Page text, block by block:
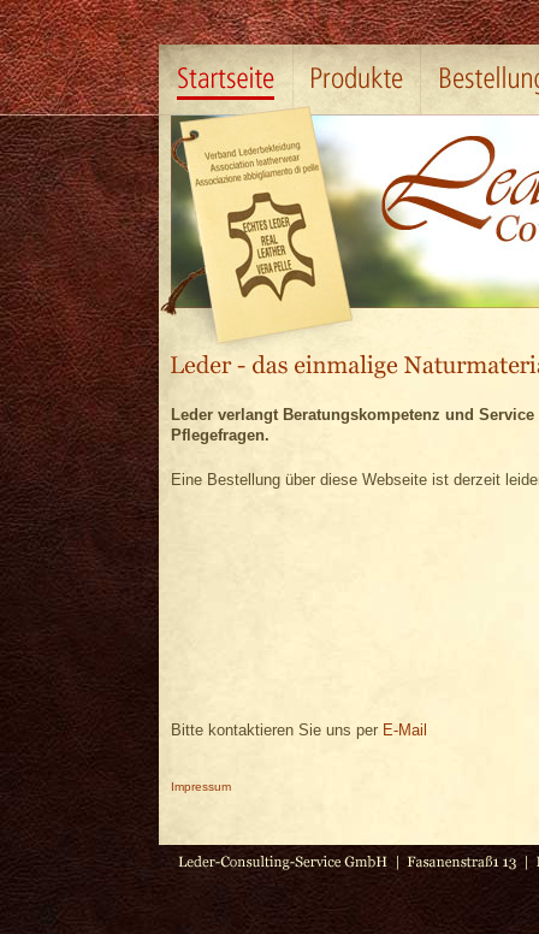
Leder verlangt Beratungskompetenz und
Pflegefragen.
Eine Bestellung über diese Webseite ist derzeit
Bitte kontaktieren Sie uns per E-Mail
Impressum